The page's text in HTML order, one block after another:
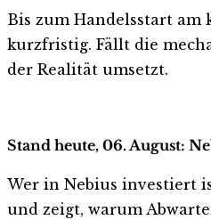
Bis zum Handelsstart am
kurzfristig. Fällt die
der Realität umsetzt.
Stand heute, 06. August:
Wer in Nebius investiert
und zeigt, warum